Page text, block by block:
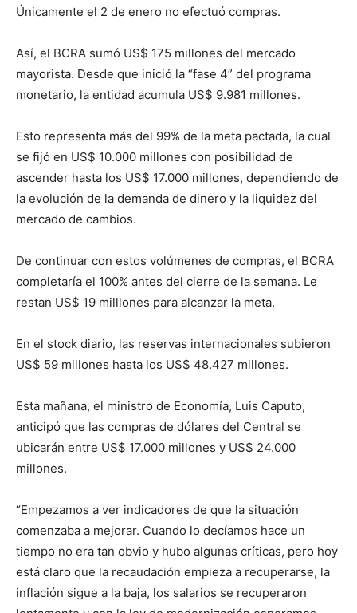
Únicamente el 2 de enero no efectuó compras.
Así, el BCRA sumó US$ 175 millones del mercado
mayorista. Desde que inició la “fase 4” del programa
monetario, la entidad acumula US$ 9.981 millones.
Esto representa más del 99% de la meta pactada, la cual
se fijó en US$ 10.000 millones con posibilidad de
ascender hasta los US$ 17.000 millones, dependiendo de
la evolución de la demanda de dinero y la liquidez del
mercado de cambios.
De continuar con estos volúmenes de compras, el BCRA
completaría el 100% antes del cierre de la semana. Le
restan US$ 19 milllones para alcanzar la meta.
En el stock diario, las reservas internacionales subieron
US$ 59 millones hasta los US$ 48.427 millones.
Esta mañana, el ministro de Economía, Luis Caputo,
anticipó que las compras de dólares del Central se
ubicarán entre US$ 17.000 millones y US$ 24.000
millones.
“Empezamos a ver indicadores de que la situación
comenzaba a mejorar. Cuando lo decíamos hace un
tiempo no era tan obvio y hubo algunas críticas, pero hoy
está claro que la recaudación empieza a recuperarse, la
inflación sigue a la baja, los salarios se recuperaron